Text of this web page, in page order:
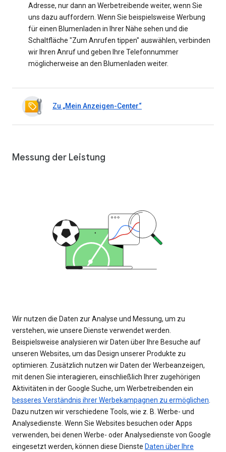
Adresse, nur dann an Werbetreibende weiter, wenn Sie
uns dazu auffordern. Wenn Sie beispielsweise Werbung
für einen Blumenladen in Ihrer Nähe sehen und die
Schaltfläche "Zum Anrufen tippen" auswählen, verbinden
wir Ihren Anruf und geben Ihre Telefonnummer
möglicherweise an den Blumenladen weiter.
Zu „Mein Anzeigen-Center“
Messung der Leistung
Wir nutzen die Daten zur Analyse und Messung, um zu
verstehen, wie unsere Dienste verwendet werden.
Beispielsweise analysieren wir Daten über Ihre Besuche auf
unseren Websites, um das Design unserer Produkte zu
optimieren. Zusätzlich nutzen wir Daten der Werbeanzeigen,
mit denen Sie interagieren, einschließlich Ihrer zugehörigen
Aktivitäten in der Google Suche, um Werbetreibenden ein
besseres Verständnis ihrer Werbekampagnen zu ermöglichen.
Dazu nutzen wir verschiedene Tools, wie z. B. Werbe- und
Analysedienste. Wenn Sie Websites besuchen oder Apps
verwenden, bei denen Werbe- oder Analysedienste von Google
eingesetzt werden, können diese Dienste Daten über Ihre